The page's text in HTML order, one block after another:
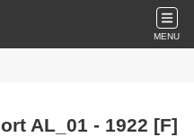
MENU
AL_01 - 1922 [F]